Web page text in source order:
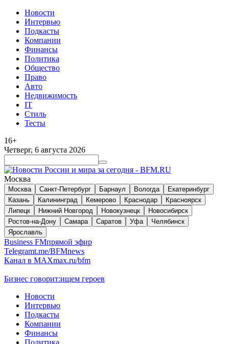
Новости
Интервью
Подкасты
Компании
Финансы
Политика
Общество
Право
Авто
Недвижимость
IT
Стиль
Тесты
16+
Четверг, 6 августа 2026
Москва
Москва Санкт-Петербург Барнаул Вологда
Екатеринбург
Казань
Калининград Кемерово Краснодар
Красноярск
Липецк
Нижний Новгород Новокузнецк
Новосибирск
Ростов-на-Дону
Самара Саратов Уфа
Челябинск
Ярославль
Business FMпрямой эфир
Telegramt.me/BFMnews
Канал в MAXmax.ru/bfm
Бизнес говорит:ищем героев
Новости
Интервью
Подкасты
Компании
Финансы
Политика